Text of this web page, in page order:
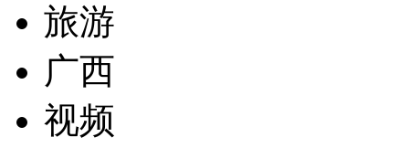
旅游
广西
视频